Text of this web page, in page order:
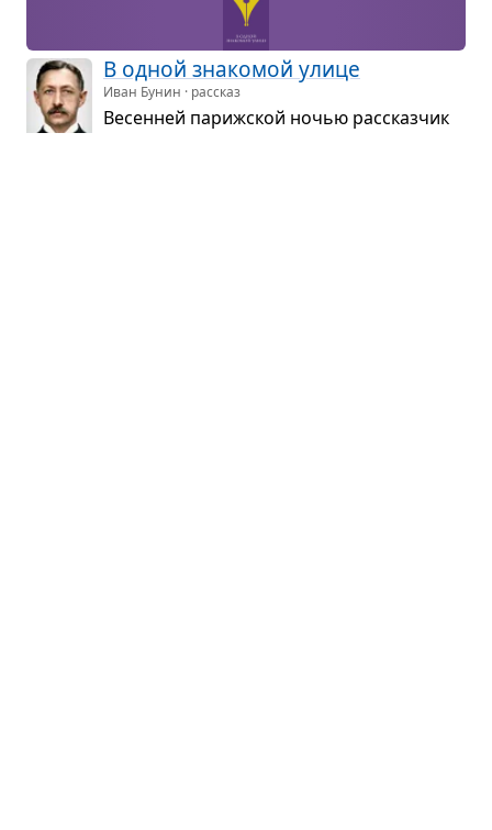
В одной зна­ко­мой улице
Иван Бунин · рассказ
Весен­ней париж­ской ночью рас­сказ­чик